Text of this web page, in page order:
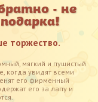
- не
торжество.
мягкий и пушистый
когда увидят всеми
его фирменный
его за лапу и